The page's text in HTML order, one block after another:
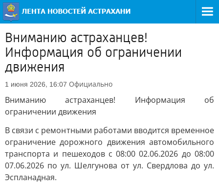
Вниманию астраханцев!
Информация об ограничении
движения
1 июня 2026, 16:07 Официально
Вниманию астраханцев! Информация об
ограничении движения
В связи с ремонтными работами вводится временное
ограничение дорожного движения автомобильного
транспорта и пешеходов с 08:00 02.06.2026 до 08:00
07.06.2026 по ул. Шелгунова от ул. Свердлова до ул.
Эспланадная.